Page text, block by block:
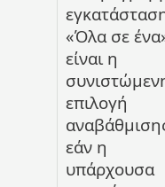
«Όλα σε
είναι η
επιλογή
εάν η
υπάρχουσα